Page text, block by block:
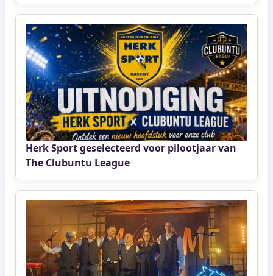
Herk Sport geselecteerd voor pilootjaar van
The Clubuntu League